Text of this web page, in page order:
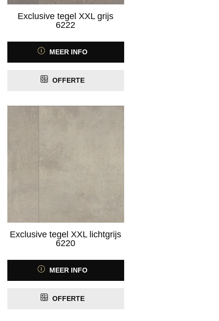
Exclusive tegel XXL grijs
6222
MEER INFO
OFFERTE
Exclusive tegel XXL lichtgrijs
6220
MEER INFO
OFFERTE